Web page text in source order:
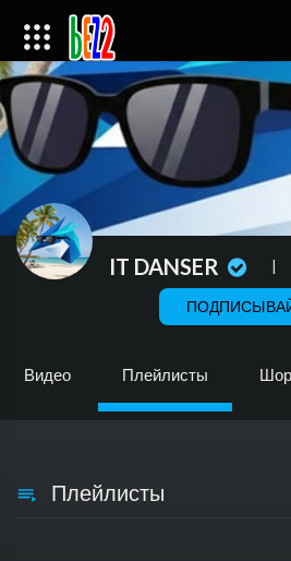
IT DANSER |
Видео Плейлисты
Плейлисты